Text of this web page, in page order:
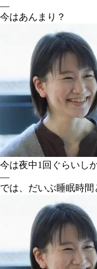
―
今はあんまり？
今は夜中1回ぐらいし
―
では、だいぶ睡眠時